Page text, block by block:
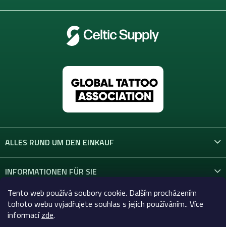
Tento web používá soubory cookie. Dalším procházením
tohoto webu vyjadřujete souhlas s jejich používáním.. Více
informacízde.
ALLES RUND UM DEN EINKAUF
INFORMATIONEN FÜR SIE
KONTAKT